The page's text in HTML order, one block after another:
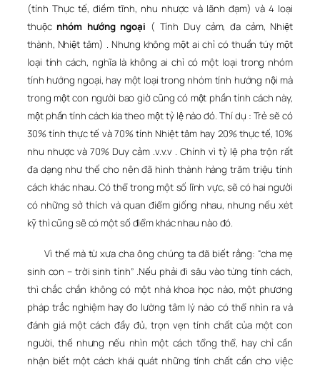
(tính Thực tế, điềm tĩnh, nhu nhược và lãnh đạm) và 4 loại
thuộc nhóm hướng ngoại ( Tính Duy cảm, đa cảm, Nhiệt
thành, Nhiệt tâm) . Nhưng không một ai chỉ có thuần túy một
loại tính cách, nghĩa là không ai chỉ có một loại trong nhóm
tính hướng ngoại, hay một loại trong nhóm tính hướng nội mà
trong một con người bao giờ cũng có một phần tính cách này,
một phần tính cách kia theo một tỷ lệ nào đó. Thí dụ : Trẻ sẽ có
30% tính thực tế và 70% tính Nhiệt tâm hay 20% thực tế, 10%
nhu nhược và 70% Duy cảm .v.v.v . Chính vì tỷ lệ pha trộn rất
đa dạng như thế cho nên đã hình thành hàng trăm triệu tính
cách khác nhau. Có thể trong một số lĩnh vực, sẽ có hai người
có những sở thích và quan điểm giống nhau, nhưng nếu xét
kỹ thì cũng sẽ có một số điểm khác nhau nào đó.
Vì thế mà từ xưa cha ông chúng ta đã biết rằng: “cha mẹ
sinh con – trời sinh tính” .Nếu phải đi sâu vào từng tính cách,
thì chắc chắn không có một nhà khoa học nào, một phương
pháp trắc nghiệm hay đo lường tâm lý nào có thể nhìn ra và
đánh giá một cách đầy đủ, trọn vẹn tính chất của một con
người, thế nhưng nếu nhìn một cách tổng thể, hay chỉ cần
nhận biết một cách khái quát những tính chất cần cho việc